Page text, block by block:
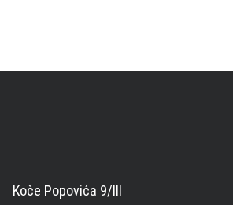
Koče Popovića 9/III